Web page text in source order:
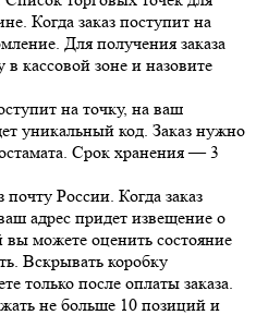
Когда заказ поступит на
Для получения заказа
в кассовой зоне и назовите
на точку, на ваш
уникальный код. Заказ нужно
Срок хранения — 3
почту России. Когда заказ
адрес придет извещение о
можете оценить состояние
Вскрывать коробку
только после оплаты заказа.
не больше 10 позиций и